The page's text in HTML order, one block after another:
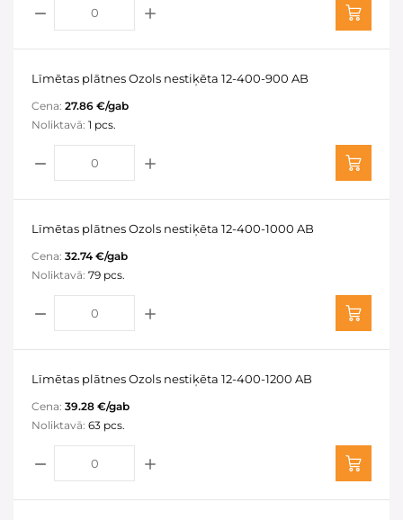
Līmētas plātnes Ozols nestiķēta 12-400-900 AB
Cena: 27.86 €/gab
Noliktavā: 1 pcs.
Līmētas plātnes Ozols nestiķēta 12-400-1000 AB
Cena: 32.74 €/gab
Noliktavā: 79 pcs.
Līmētas plātnes Ozols nestiķēta 12-400-1200 AB
Cena: 39.28 €/gab
Noliktavā: 63 pcs.